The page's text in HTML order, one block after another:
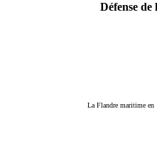
Défense de
La Flandre maritime en